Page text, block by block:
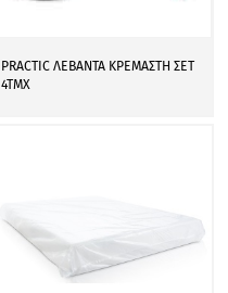
PRACTIC ΛΕΒΑΝΤΑ ΚΡΕΜΑΣΤΗ ΣΕΤ
4ΤΜΧ